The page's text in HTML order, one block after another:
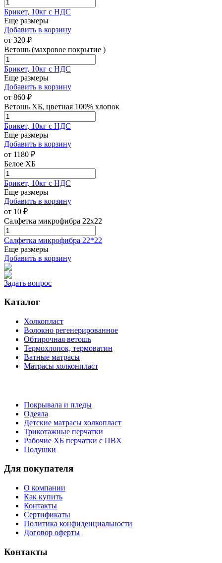
Брикет, 10кг с НДС
Еще размеры
Добавить в корзину
от 320 ₽
Ветошь (махровое покрытие )
Брикет, 10кг с НДС
Еще размеры
Добавить в корзину
от 860 ₽
Ветошь ХБ, цветная 100% хлопок
Брикет, 10кг с НДС
Еще размеры
Добавить в корзину
от 1180 ₽
Белое ХБ
Брикет, 10кг с НДС
Еще размеры
Добавить в корзину
от 10 ₽
Салфетка микрофибра 22х22
Салфетка микрофибра 22*22
Еще размеры
Добавить в корзину
Задать вопрос
Каталог
Холкопласт
Волокно регенерированное
Обтирочная ветошь
Термохлопок, термоватин
Ватные матрасы
Матрасы холконпласт
Покрывала и пледы
Одеяла
Детские матрасы холкопласт
Трикотажные перчатки
Рабочие ХБ перчатки с ПВХ
Подушки
Для покупателя
О компании
Как купить
Контакты
Сертификаты
Политика конфиденциальности
Договор оферты
Контакты